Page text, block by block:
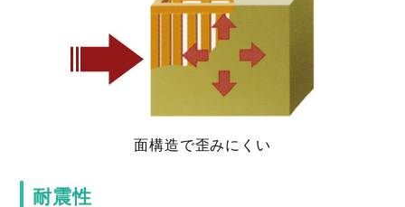
面構造で歪みにくい
耐震性